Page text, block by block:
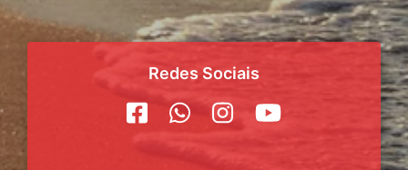
Redes Sociais